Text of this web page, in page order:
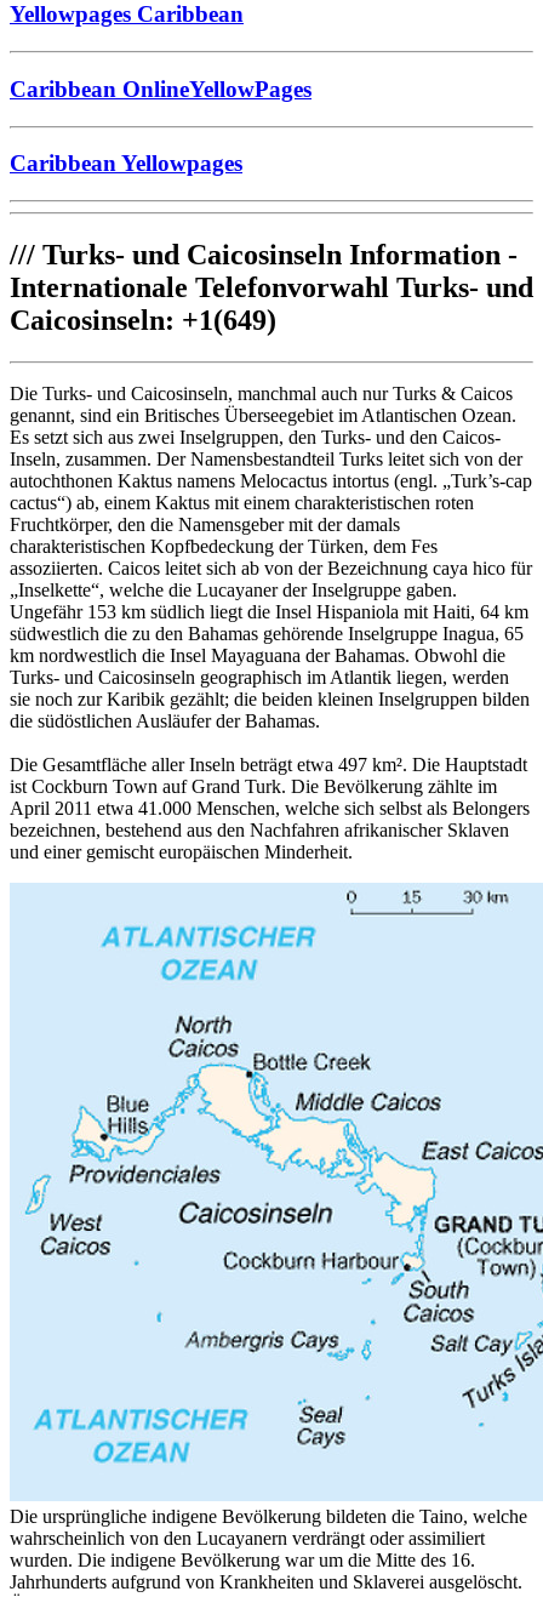
Yellowpages Caribbean
Caribbean OnlineYellowPages
Caribbean Yellowpages
/// Turks- und Caicosinseln Information -
Internationale Telefonvorwahl Turks- und
Caicosinseln: +1(649)
Die Turks- und Caicosinseln, manchmal auch nur Turks & Caicos
genannt, sind ein Britisches Überseegebiet im Atlantischen Ozean.
Es setzt sich aus zwei Inselgruppen, den Turks- und den Caicos-
Inseln, zusammen. Der Namensbestandteil Turks leitet sich von der
autochthonen Kaktus namens Melocactus intortus (engl. „Turk’s-cap
cactus“) ab, einem Kaktus mit einem charakteristischen roten
Fruchtkörper, den die Namensgeber mit der damals
charakteristischen Kopfbedeckung der Türken, dem Fes
assoziierten. Caicos leitet sich ab von der Bezeichnung caya hico für
„Inselkette“, welche die Lucayaner der Inselgruppe gaben.
Ungefähr 153 km südlich liegt die Insel Hispaniola mit Haiti, 64 km
südwestlich die zu den Bahamas gehörende Inselgruppe Inagua, 65
km nordwestlich die Insel Mayaguana der Bahamas. Obwohl die
Turks- und Caicosinseln geographisch im Atlantik liegen, werden
sie noch zur Karibik gezählt; die beiden kleinen Inselgruppen bilden
die südöstlichen Ausläufer der Bahamas.
Die Gesamtfläche aller Inseln beträgt etwa 497 km². Die Hauptstadt
ist Cockburn Town auf Grand Turk. Die Bevölkerung zählte im
April 2011 etwa 41.000 Menschen, welche sich selbst als Belongers
bezeichnen, bestehend aus den Nachfahren afrikanischer Sklaven
und einer gemischt europäischen Minderheit.
Die ursprüngliche indigene Bevölkerung bildeten die Taino, welche
wahrscheinlich von den Lucayanern verdrängt oder assimiliert
wurden. Die indigene Bevölkerung war um die Mitte des 16.
Jahrhunderts aufgrund von Krankheiten und Sklaverei ausgelöscht.